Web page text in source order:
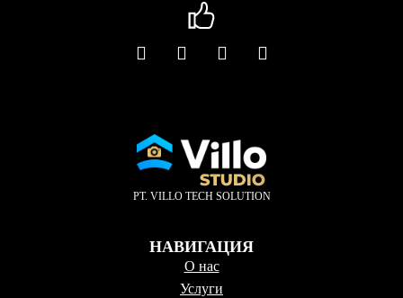
PT. VILLO TECH SOLUTION
НАВИГАЦИЯ
О нас
Услуги